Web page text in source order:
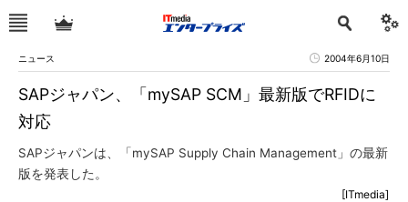
ニュース 2004年6月10日
SAPジャパン、「mySAP SCM」最新版でRFIDに
対応
SAPジャパンは、「mySAP Supply Chain Management」の最新
版を発表した。
[ITmedia]